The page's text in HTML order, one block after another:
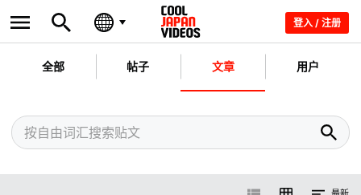
登入 / 注册
全部 帖子 文章 用户